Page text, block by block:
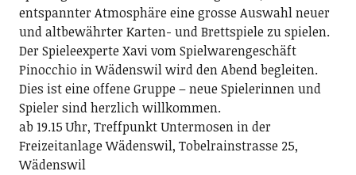
entspannter Atmosphäre eine grosse Auswahl neuer
und altbewährter Karten- und Brettspiele zu spielen.
Der Spieleexperte Xavi vom Spielwarengeschäft
Pinocchio in Wädenswil wird den Abend begleiten.
Dies ist eine offene Gruppe – neue Spielerinnen und
Spieler sind herzlich willkommen.
ab 19.15 Uhr, Treffpunkt Untermosen in der
Freizeitanlage Wädenswil, Tobelrainstrasse 25,
Wädenswil